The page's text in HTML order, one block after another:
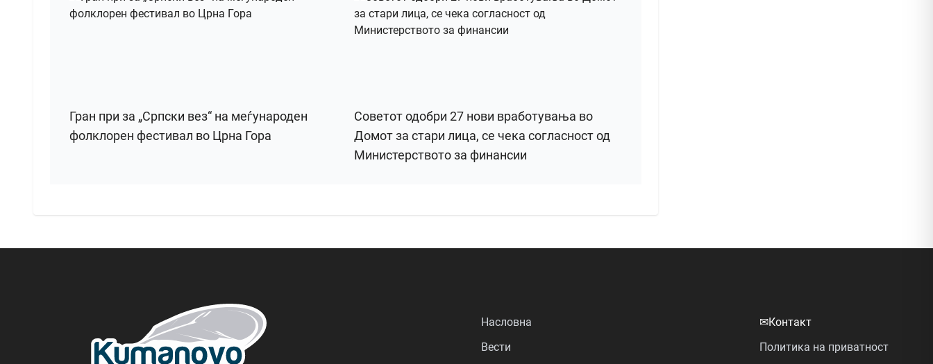
Гран при за „Српски вез“ на меѓународен
фолклорен фестивал во Црна Гора
Советот одобри 27 нови вработувања во
Домот за стари лица, се чека согласност од
Министерството за финансии
Насловна
Вести
✉Контакт
Политика на приватност